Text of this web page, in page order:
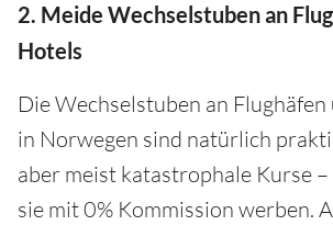
2. Meide Wechselstuben an
Hotels
Die Wechselstuben an
in Norwegen sind natürlich
aber meist katastrophale Kurse
sie mit 0% Kommission werben.